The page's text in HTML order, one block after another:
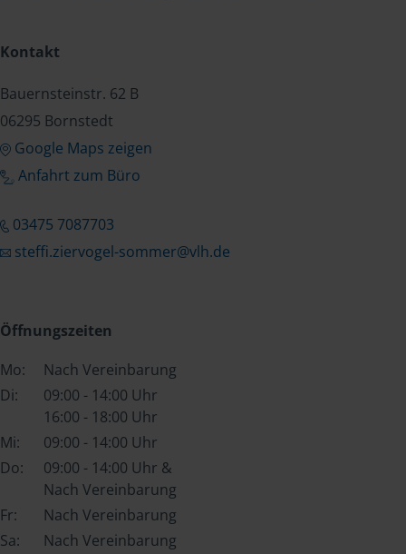
Kontakt
Bauernsteinstr. 62 B
06295 Bornstedt
Google Maps zeigen
Anfahrt zum Büro
03475 7087703
steffi.ziervogel-sommer@vlh.de
Öffnungszeiten
Mo:
Nach Vereinbarung
Di:
09:00 - 14:00 Uhr
16:00 - 18:00 Uhr
Mi:
09:00 - 14:00 Uhr
Do:
09:00 - 14:00 Uhr &
Nach Vereinbarung
Fr:
Nach Vereinbarung
Sa:
Nach Vereinbarung